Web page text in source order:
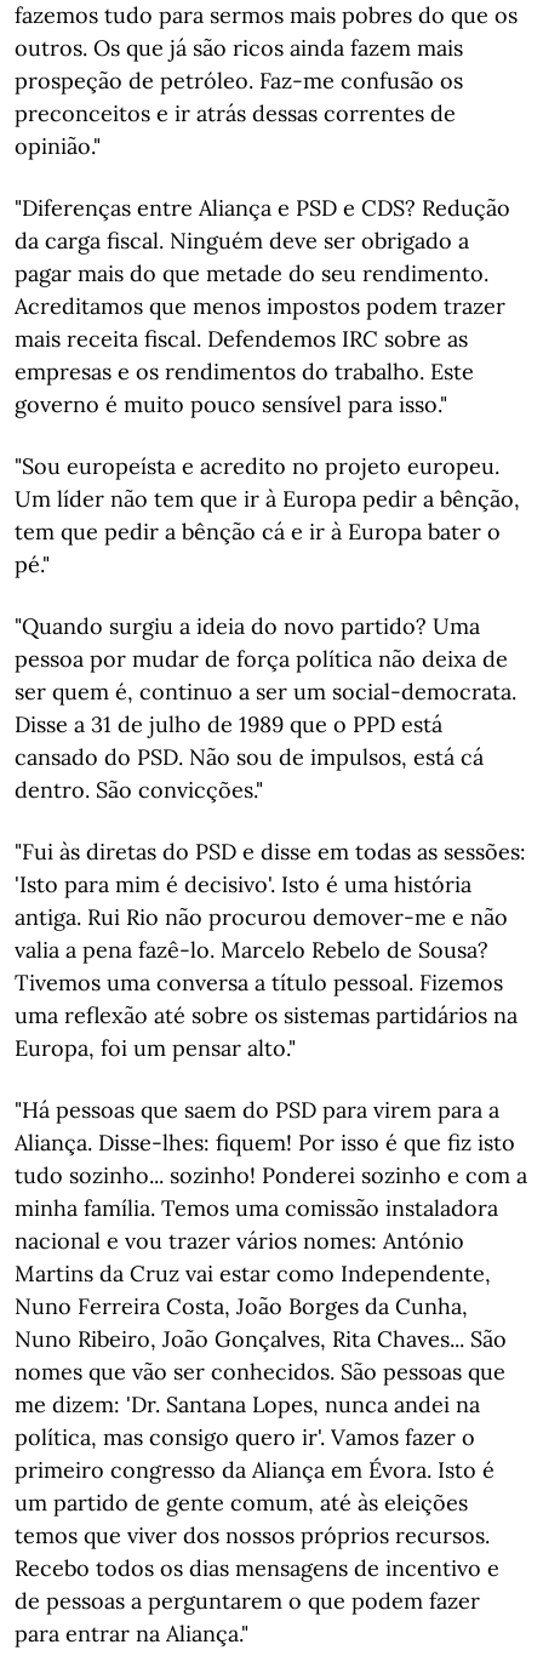
fazemos tudo para sermos mais pobres do que os
outros. Os que já são ricos ainda fazem mais
prospeção de petróleo. Faz-me confusão os
preconceitos e ir atrás dessas correntes de
opinião."
"Diferenças entre Aliança e PSD e CDS? Redução
da carga fiscal. Ninguém deve ser obrigado a
pagar mais do que metade do seu rendimento.
Acreditamos que menos impostos podem trazer
mais receita fiscal. Defendemos IRC sobre as
empresas e os rendimentos do trabalho. Este
governo é muito pouco sensível para isso."
"Sou europeísta e acredito no projeto europeu.
Um líder não tem que ir à Europa pedir a bênção,
tem que pedir a bênção cá e ir à Europa bater o
pé."
"Quando surgiu a ideia do novo partido? Uma
pessoa por mudar de força política não deixa de
ser quem é, continuo a ser um social-democrata.
Disse a 31 de julho de 1989 que o PPD está
cansado do PSD. Não sou de impulsos, está cá
dentro. São convicções."
"Fui às diretas do PSD e disse em todas as sessões:
'Isto para mim é decisivo'. Isto é uma história
antiga. Rui Rio não procurou demover-me e não
valia a pena fazê-lo. Marcelo Rebelo de Sousa?
Tivemos uma conversa a título pessoal. Fizemos
uma reflexão até sobre os sistemas partidários na
Europa, foi um pensar alto."
"Há pessoas que saem do PSD para virem para a
Aliança. Disse-lhes: fiquem! Por isso é que fiz isto
tudo sozinho... sozinho! Ponderei sozinho e com a
minha família. Temos uma comissão instaladora
nacional e vou trazer vários nomes: António
Martins da Cruz vai estar como Independente,
Nuno Ferreira Costa, João Borges da Cunha,
Nuno Ribeiro, João Gonçalves, Rita Chaves... São
nomes que vão ser conhecidos. São pessoas que
me dizem: 'Dr. Santana Lopes, nunca andei na
política, mas consigo quero ir'. Vamos fazer o
primeiro congresso da Aliança em Évora. Isto é
um partido de gente comum, até às eleições
temos que viver dos nossos próprios recursos.
Recebo todos os dias mensagens de incentivo e
de pessoas a perguntarem o que podem fazer
para entrar na Aliança."